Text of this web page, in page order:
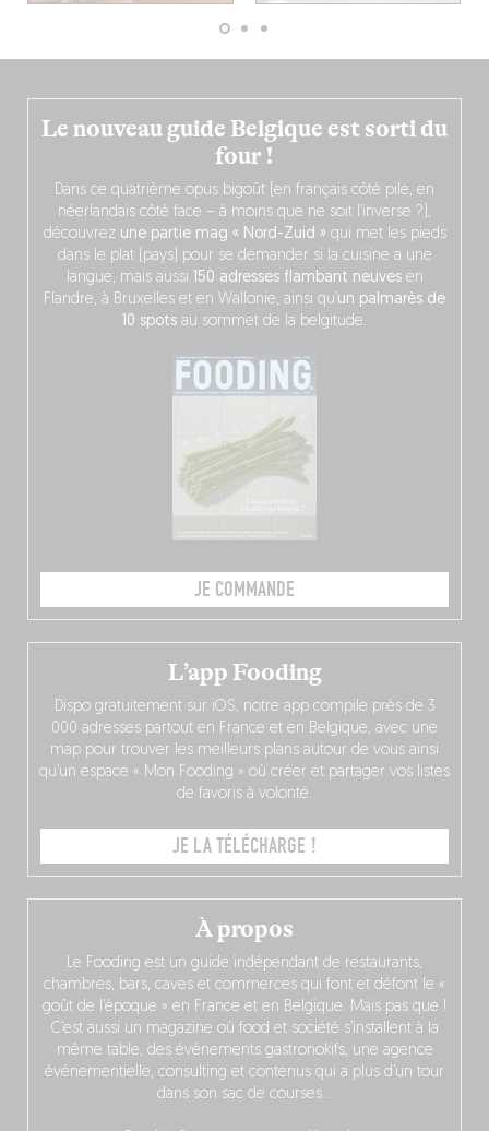
Le nouveau guide Belgique est sorti du
four !
Dans ce quatrième opus bigoût (en français côté pile, en
néerlandais côté face – à moins que ne soit l’inverse ?),
découvrez une partie mag « Nord-Zuid » qui met les pieds
dans le plat (pays) pour se demander si la cuisine a une
langue, mais aussi 150 adresses flambant neuvesen
Flandre, à Bruxelles et en Wallonie, ainsi qu’ un palmarès de
10 spots au sommet de la belgitude.
JE COMMANDE
À propos
Le Fooding est un guide indépendant de restaurants,
chambres, bars, caves et commerces qui font et défont le «
goût de l’époque » en France et en Belgique. Mais pas que !
C’est aussi un magazine où food et société s’installent à la
même table, des événements gastronokifs, une agence
événementielle, consulting et contenus qui a plus d’un tour
dans son sac de courses…
L’app Fooding
Dispo gratuitement sur iOS, notre app compile près de 3
000 adresses partout en France et en Belgique, avec une
map pour trouver les meilleurs plans autour de vous ainsi
qu’un espace « Mon Fooding » où créer et partager vos listes
de favoris à volonté.
JE LA TÉLÉCHARGE !